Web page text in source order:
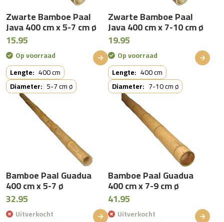
Zwarte Bamboe Paal
Java 400 cm x 5-7 cm ø
15.95
Op voorraad
Lengte: 400 cm
Diameter: 5-7 cm ø
Zwarte Bamboe Paal
Java 400 cm x 7-10 cm ø
19.95
Op voorraad
Lengte: 400 cm
Diameter: 7-10 cm ø
Bamboe Paal Guadua
400 cm x 5-7 ø
32.95
Uitverkocht
Bamboe Paal Guadua
400 cm x 7-9 cm ø
41.95
Uitverkocht